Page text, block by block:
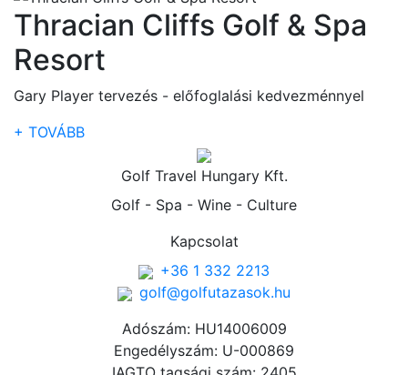
Thracian Cliffs Golf & Spa
Resort
Gary Player tervezés - előfoglalási kedvezménnyel
+ TOVÁBB
Golf Travel Hungary Kft.
Golf - Spa - Wine - Culture
Kapcsolat
+36 1 332 2213
golf@golfutazasok.hu
Adószám: HU14006009
Engedélyszám: U-000869